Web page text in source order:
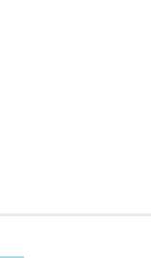
าของซีเหมิน